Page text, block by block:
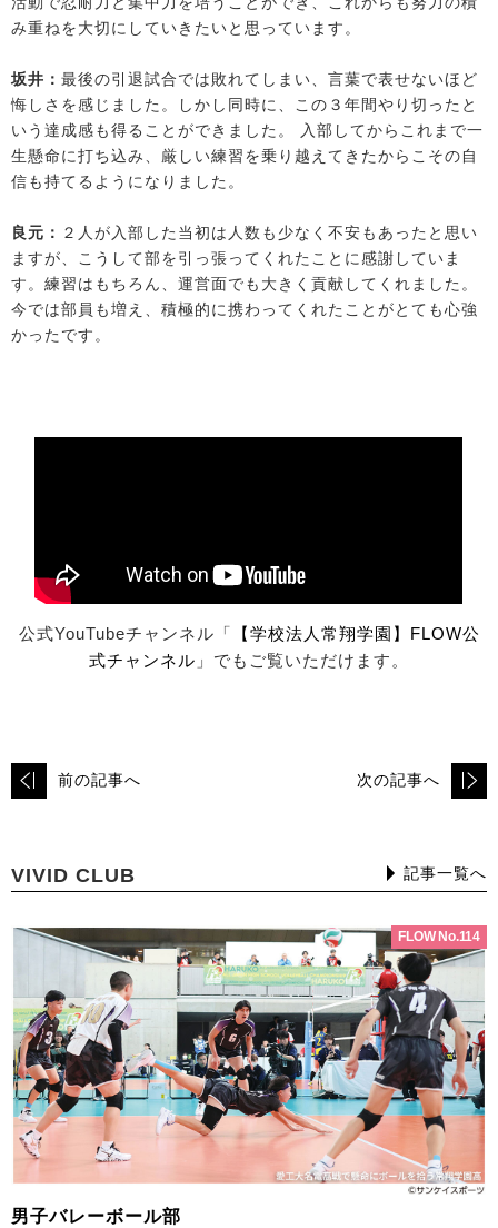
み重ねを大切にしていきたいと思っています。
坂井： 最後の引退試合では敗れてしまい、言葉で表せないほど
悔しさを感じました。しかし同時に、この３年間やり切ったと
いう達成感も得ることができました。 入部してからこれまで一
生懸命に打ち込み、厳しい練習を乗り越えてきたからこその自
信も持てるようになりました。
良元： ２人が入部した当初は人数も少なく不安もあったと思い
ますが、こうして部を引っ張ってくれたことに感謝していま
す。練習はもちろん、運営面でも大きく貢献してくれました。
今では部員も増え、積極的に携わってくれたことがとても心強
かったです。
公式YouTubeチャンネル「 【学校法人常翔学園】FLOW公
式チャンネル 」でもご覧いただけます。
前の記事へ 次の記事へ
VIVID CLUB 記事一覧へ
FLOW No.114
男子バレーボール部